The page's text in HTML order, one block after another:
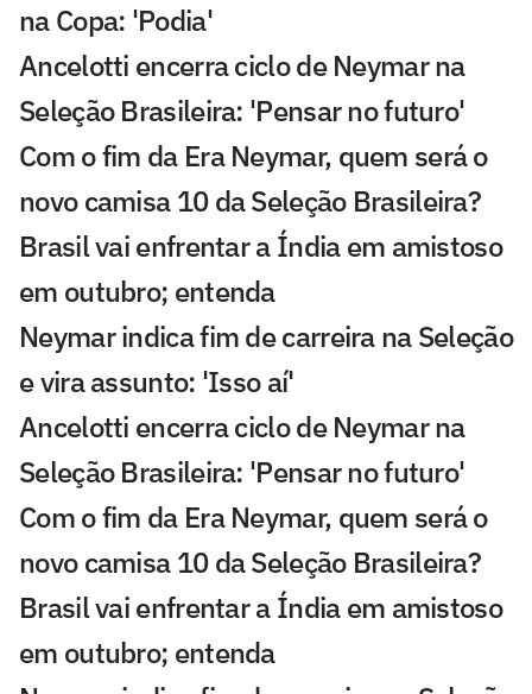
na Copa: 'Podia'
Ancelotti encerra ciclo de Neymar na
Seleção Brasileira: 'Pensar no futuro'
Com o fim da Era Neymar, quem será o
novo camisa 10 da Seleção Brasileira?
Brasil vai enfrentar a Índia em amistoso
em outubro; entenda
Neymar indica fim de carreira na Seleção
e vira assunto: 'Isso aí'
Ancelotti encerra ciclo de Neymar na
Seleção Brasileira: 'Pensar no futuro'
Com o fim da Era Neymar, quem será o
novo camisa 10 da Seleção Brasileira?
Brasil vai enfrentar a Índia em amistoso
em outubro; entenda